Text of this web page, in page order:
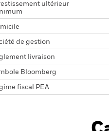
ultérieur
de gestion
livraison
Bloomberg
fiscal PEA